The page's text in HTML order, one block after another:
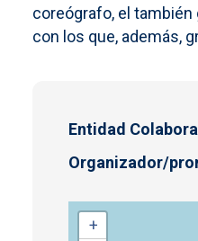
coreógrafo, el
con los que, además,
Entidad
Organizador/
+